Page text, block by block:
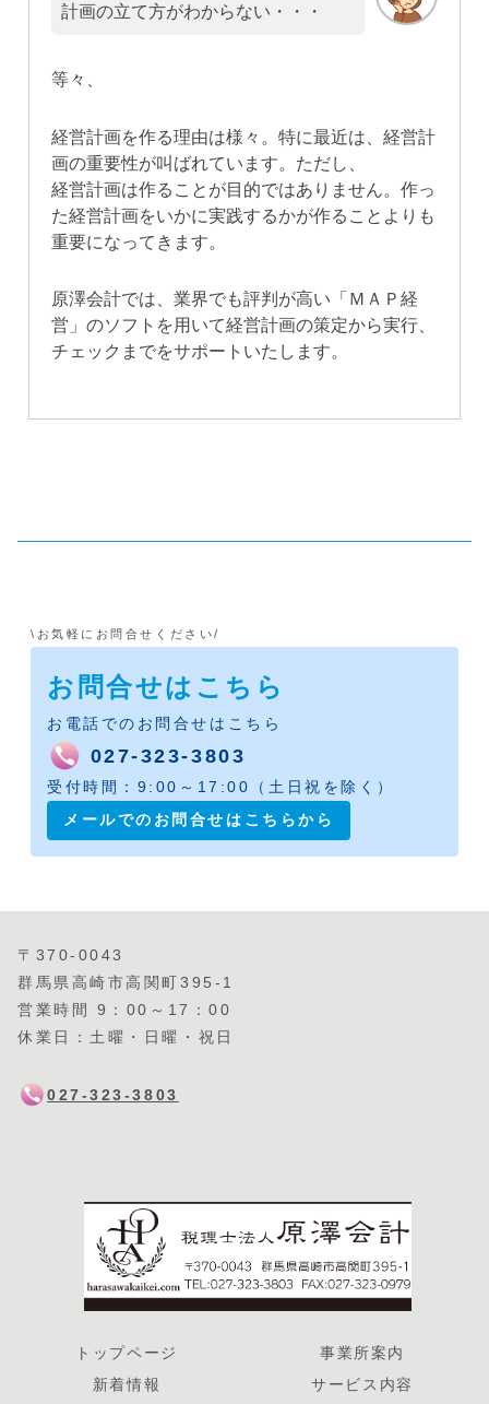
計画の立て方がわからない・・・
等々、
経営計画を作る理由は様々。特に最近は、経営計
画の重要性が叫ばれています。ただし、
経営計画は作ることが目的ではありません。作っ
た経営計画をいかに実践するかが作ることよりも
重要になってきます。
原澤会計では、業界でも評判が高い「ＭＡＰ経
営」のソフトを用いて経営計画の策定から実行、
チェックまでをサポートいたします。
\お気軽にお問合せください/
お問合せはこちら
お電話でのお問合せはこちら
027-323-3803
受付時間：9:00～17:00（土日祝を除く）
メールでのお問合せはこちらから
〒370-0043
群馬県高崎市高関町395-1
営業時間 9：00～17：00
休業日：土曜・日曜・祝日
027-323-3803
トップページ
事業所案内
新着情報
サービス内容